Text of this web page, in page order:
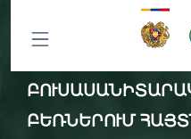
ԲՈԼՈՐ
ԲԱԺԻՆՆԵՐԸ
ԲԵՌՆԵՐՈՒՄ